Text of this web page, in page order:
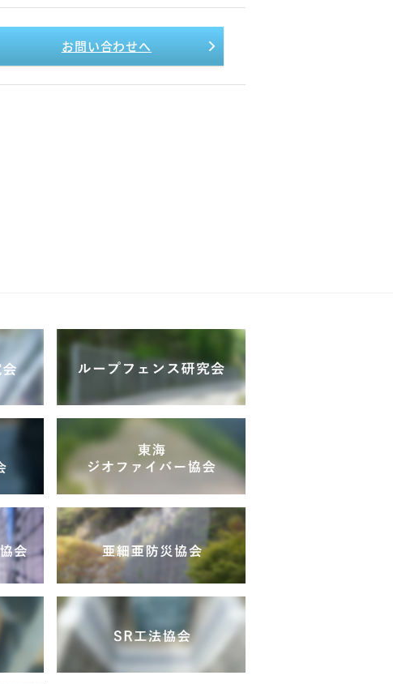
お問い合わせへ